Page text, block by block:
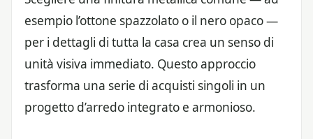
esempio l’ottone spazzolato o il nero opaco —
per i dettagli di tutta la casa crea un senso di
unità visiva immediato. Questo approccio
trasforma una serie di acquisti singoli in un
progetto d’arredo integrato e armonioso.